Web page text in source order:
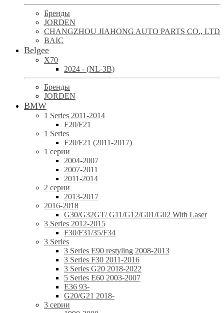
Бренды
JORDEN
CHANGZHOU JIAHONG AUTO PARTS CO., LTD
BAIC
Belgee
X70
2024 - (NL-3B)
Бренды
JORDEN
BMW
1 Series 2011-2014
F20/F21
1 Series
F20/F21 (2011-2017)
1 серии
2004-2007
2007-2011
2011-2014
2 серии
2013-2017
2016-2018
G30/G32GT/ G11/G12/G01/G02 With Laser
3 Series 2012-2015
F30/F31/35/F34
3 Series
3 Series E90 restyling 2008-2013
3 Series F30 2011-2016
3 Series G20 2018-2022
5 Series E60 2003-2007
E36 93-
G20/G21 2018-
3 серии